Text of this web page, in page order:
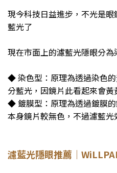
現今科技日益進步，不光是
藍光了
現在市面上的濾藍光隱眼分
◆ 染色型：原理為透過染色
分藍光，因鏡片此看起來會黃
◆ 鍍膜型：原理為透過鍍膜
本身鏡片較無色，不過濾藍光
濾藍光隱眼推薦｜